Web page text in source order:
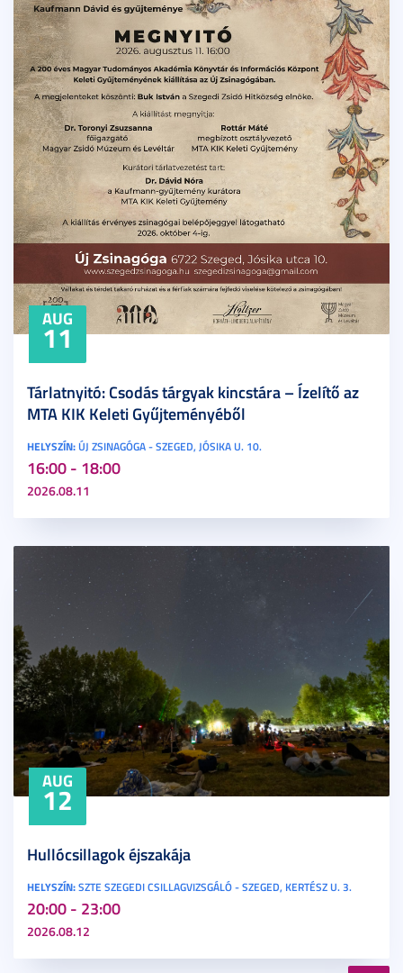
AUG
11
16:00 - 18:00
2026.08.11
HELYSZÍN:ÚJ ZSINAGÓGA - SZEGED, JÓSIKA U. 10.
Tárlatnyitó: Csodás tárgyak kincstára – Ízelítő az
MTA KIK Keleti Gyűjteményéből
AUG
12
20:00 - 23:00
2026.08.12
HELYSZÍN:SZTE SZEGEDI CSILLAGVIZSGÁLÓ - SZEGED, KERTÉSZ U. 3.
Hullócsillagok éjszakája